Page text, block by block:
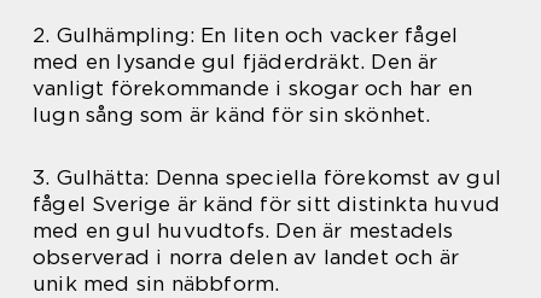
2. Gulhämpling: En liten och vacker fågel
med en lysande gul fjäderdräkt. Den är
vanligt förekommande i skogar och har en
lugn sång som är känd för sin skönhet.
3. Gulhätta: Denna speciella förekomst av gul
fågel Sverige är känd för sitt distinkta huvud
med en gul huvudtofs. Den är mestadels
observerad i norra delen av landet och är
unik med sin näbbform.